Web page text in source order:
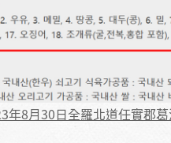
年8月30日全羅北道任實郡